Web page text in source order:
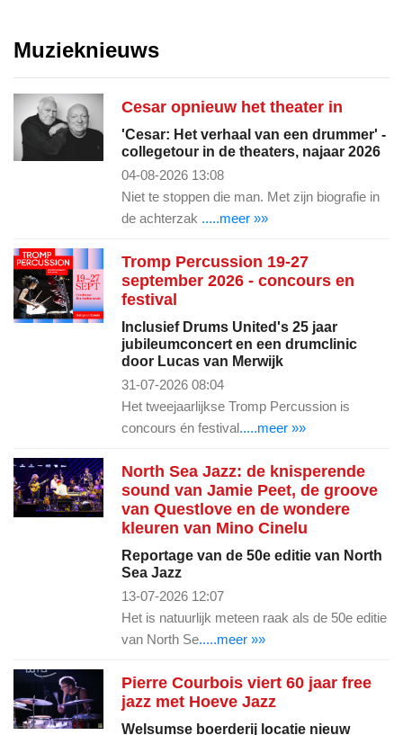
Muzieknieuws
Cesar opnieuw het theater in
'Cesar: Het verhaal van een drummer' -
collegetour in de theaters, najaar 2026
04-08-2026 13:08
Niet te stoppen die man. Met zijn biografie in
de achterzak .....meer »»
Tromp Percussion 19-27
september 2026 - concours en
festival
Inclusief Drums United's 25 jaar
jubileumconcert en een drumclinic
door Lucas van Merwijk
31-07-2026 08:04
Het tweejaarlijkse Tromp Percussion is
concours én festival.....meer »»
North Sea Jazz: de knisperende
sound van Jamie Peet, de groove
van Questlove en de wondere
kleuren van Mino Cinelu
Reportage van de 50e editie van North
Sea Jazz
13-07-2026 12:07
Het is natuurlijk meteen raak als de 50e editie
van North Se.....meer »»
Pierre Courbois viert 60 jaar free
jazz met Hoeve Jazz
Welsumse boerderij locatie nieuw